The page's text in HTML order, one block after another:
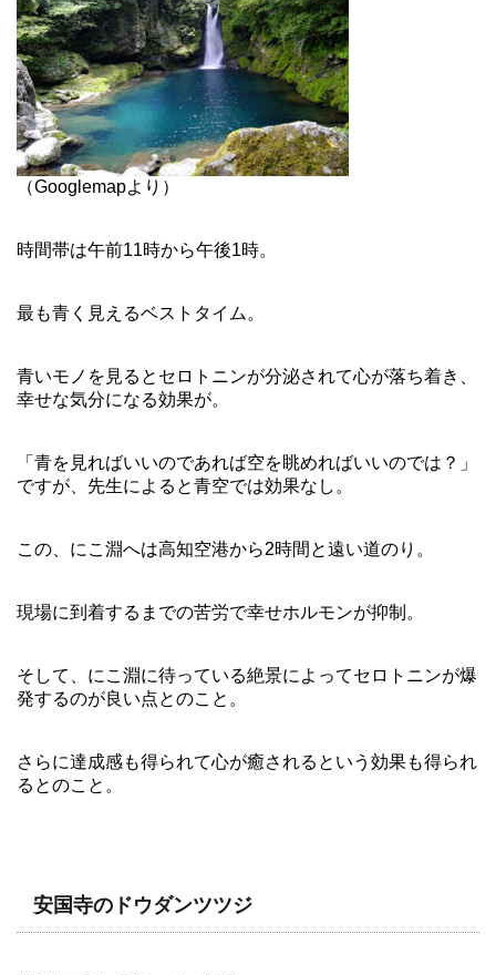
（Googlemapより）
時間帯は午前11時から午後1時。
最も青く見えるベストタイム。
青いモノを見るとセロトニンが分泌されて心が落ち着き、
幸せな気分になる効果が。
「青を見ればいいのであれば空を眺めればいいのでは？」
ですが、先生によると青空では効果なし。
この、にこ淵へは高知空港から2時間と遠い道のり。
現場に到着するまでの苦労で幸せホルモンが抑制。
そして、にこ淵に待っている絶景によってセロトニンが爆
発するのが良い点とのこと。
さらに達成感も得られて心が癒されるという効果も得られ
るとのこと。
安国寺のドウダンツツジ